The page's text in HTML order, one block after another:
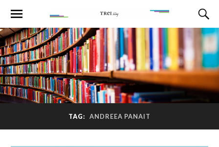
TAG: ANDREEA PANAIT